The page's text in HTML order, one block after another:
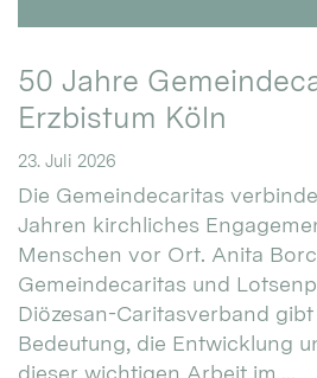
50 Jahre
Erzbistum Köln
23. Juli 2026
Die Gemeindecaritas
Jahren kirchliches
Menschen vor Ort. Anita
Gemeindecaritas und
Diözesan-Caritasverband
Bedeutung, die Entwicklung
dieser wichtigen Arbeit im ...